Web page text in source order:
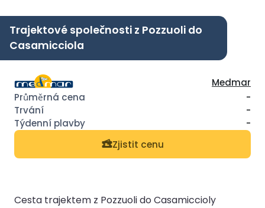
Trajektové společnosti z Pozzuoli do
Casamicciola
Medmar
-
-
-
Zjistit cenu
Cesta trajektem z Pozzuoli do Casamiccioly